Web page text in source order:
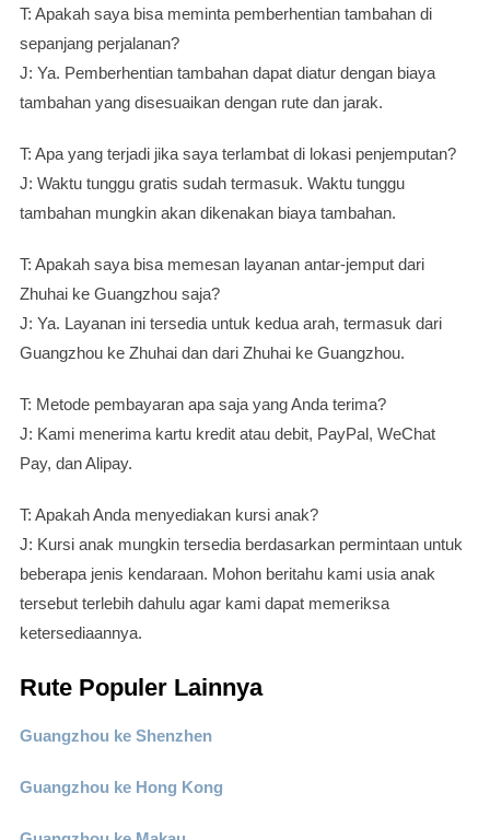
T: Apakah saya bisa meminta pemberhentian tambahan di
sepanjang perjalanan?
J: Ya. Pemberhentian tambahan dapat diatur dengan biaya
tambahan yang disesuaikan dengan rute dan jarak.
T: Apa yang terjadi jika saya terlambat di lokasi penjemputan?
J: Waktu tunggu gratis sudah termasuk. Waktu tunggu
tambahan mungkin akan dikenakan biaya tambahan.
T: Apakah saya bisa memesan layanan antar-jemput dari
Zhuhai ke Guangzhou saja?
J: Ya. Layanan ini tersedia untuk kedua arah, termasuk dari
Guangzhou ke Zhuhai dan dari Zhuhai ke Guangzhou.
T: Metode pembayaran apa saja yang Anda terima?
J: Kami menerima kartu kredit atau debit, PayPal, WeChat
Pay, dan Alipay.
T: Apakah Anda menyediakan kursi anak?
J: Kursi anak mungkin tersedia berdasarkan permintaan untuk
beberapa jenis kendaraan. Mohon beritahu kami usia anak
tersebut terlebih dahulu agar kami dapat memeriksa
ketersediaannya.
Rute Populer Lainnya
Guangzhou ke Shenzhen
Guangzhou ke Hong Kong